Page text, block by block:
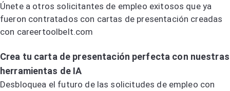
Únete a otros solicitantes de empleo exitosos que ya
fueron contratados con cartas de presentación creadas
con careertoolbelt.com
Crea tu carta de presentación perfecta con nuestras
herramientas de IA
Desbloquea el futuro de las solicitudes de empleo con